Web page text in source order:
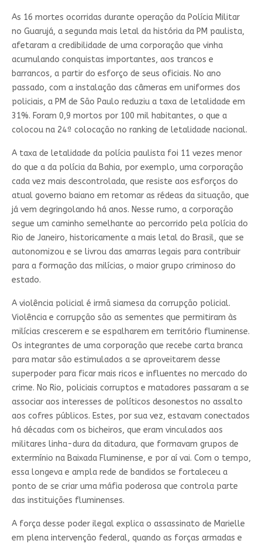
As 16 mortes ocorridas durante operação da Polícia Militar
no Guarujá, a segunda mais letal da história da PM paulista,
afetaram a credibilidade de uma corporação que vinha
acumulando conquistas importantes, aos trancos e
barrancos, a partir do esforço de seus oficiais. No ano
passado, com a instalação das câmeras em uniformes dos
policiais, a PM de São Paulo reduziu a taxa de letalidade em
31%. Foram 0,9 mortos por 100 mil habitantes, o que a
colocou na 24ª colocação no ranking de letalidade nacional.
A taxa de letalidade da polícia paulista foi 11 vezes menor
do que a da polícia da Bahia, por exemplo, uma corporação
cada vez mais descontrolada, que resiste aos esforços do
atual governo baiano em retomar as rédeas da situação, que
já vem degringolando há anos. Nesse rumo, a corporação
segue um caminho semelhante ao percorrido pela polícia do
Rio de Janeiro, historicamente a mais letal do Brasil, que se
autonomizou e se livrou das amarras legais para contribuir
para a formação das milícias, o maior grupo criminoso do
estado.
A violência policial é irmã siamesa da corrupção policial.
Violência e corrupção são as sementes que permitiram às
milícias crescerem e se espalharem em território fluminense.
Os integrantes de uma corporação que recebe carta branca
para matar são estimulados a se aproveitarem desse
superpoder para ficar mais ricos e influentes no mercado do
crime. No Rio, policiais corruptos e matadores passaram a se
associar aos interesses de políticos desonestos no assalto
aos cofres públicos. Estes, por sua vez, estavam conectados
há décadas com os bicheiros, que eram vinculados aos
militares linha-dura da ditadura, que formavam grupos de
extermínio na Baixada Fluminense, e por aí vai. Com o tempo,
essa longeva e ampla rede de bandidos se fortaleceu a
ponto de se criar uma máfia poderosa que controla parte
das instituições fluminenses.
A força desse poder ilegal explica o assassinato de Marielle
em plena intervenção federal, quando as forças armadas e